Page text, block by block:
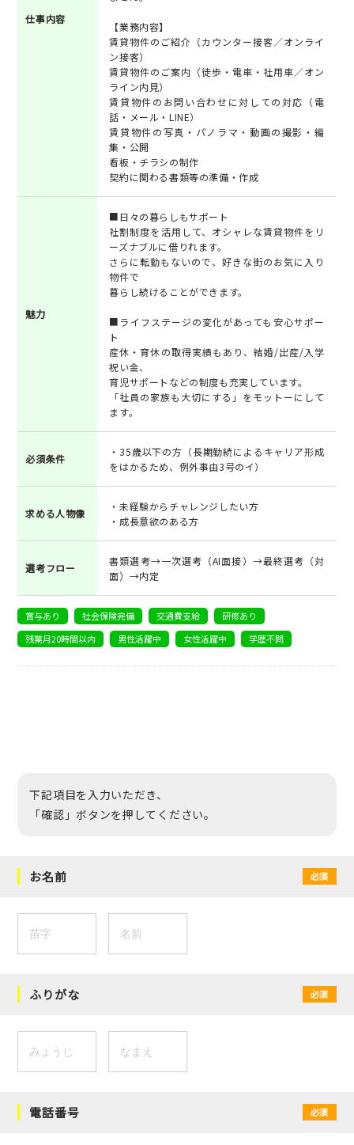
仕事内容
【業務内容】
賃貸物件のご紹介（カウンター接客／オンライ
ン接客）
賃貸物件のご案内（徒歩・電車・社用車／オン
ライン内見）
賃貸物件のお問い合わせに対しての対応（電
話・メール・LINE）
賃貸物件の写真・パノラマ・動画の撮影・編
集・公開
看板・チラシの制作
契約に関わる書類等の準備・作成
魅力
■日々の暮らしもサポート
社割制度を活用して、オシャレな賃貸物件をリ
ーズナブルに借りれます。
さらに転勤もないので、好きな街のお気に入り
物件で
暮らし続けることができます。
■ライフステージの変化があっても安心サポー
ト
産休・育休の取得実績もあり、結婚/出産/入学
祝い金、
育児サポートなどの制度も充実しています。
「社員の家族も大切にする」をモットーにして
ます。
必須条件
・35歳以下の方（長期勤続によるキャリア形成
をはかるため、例外事由3号のイ）
求める人物像
・未経験からチャレンジしたい方
・成長意欲のある方
選考フロー
書類選考→一次選考（AI面接）→最終選考（対
面）→内定
賞与あり 社会保険完備 交通費支給
研修あり
残業月20時間以内
男性活躍中 女性活躍中 学歴不問
下記項目を入力いただき、
「確認」ボタンを押してください。
お名前 必須
ふりがな 必須
電話番号 必須